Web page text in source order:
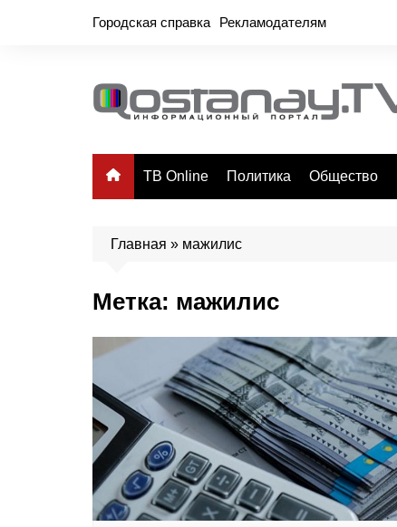
Городская справка Рекламодателям
ТВ Online Политика Общество
Главная » мажилис
Метка: мажилис